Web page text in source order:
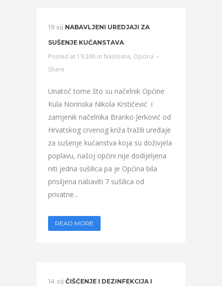
19 sij NABAVLJENI UREDJAJI ZA
SUŠENJE KUĆANSTAVA
Posted at 19:26h in Naslovna, Općina
Share
Unatoč tome što su načelnik Općine
Kula Norinska Nikola Krstičević i
zamjenik načelnika Branko Jerković od
Hrvatskog crvenog križa tražili uređaje
za sušenje kućanstva koja su doživjela
poplavu, našoj općini nije dodijeljena
niti jedna sušilica pa je Općina bila
prisiljena nabaviti 7 sušilica od
privatne...
READ MORE
14 sij ČIŠĆENJE I DEZINFEKCIJA I